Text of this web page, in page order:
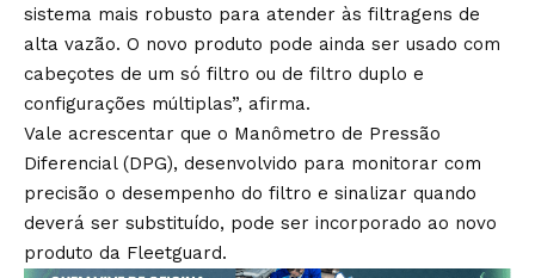
sistema mais robusto para atender às filtragens de
alta vazão. O novo produto pode ainda ser usado com
cabeçotes de um só filtro ou de filtro duplo e
configurações múltiplas”, afirma.
Vale acrescentar que o Manômetro de Pressão
Diferencial (DPG), desenvolvido para monitorar com
precisão o desempenho do filtro e sinalizar quando
deverá ser substituído, pode ser incorporado ao novo
produto da Fleetguard.